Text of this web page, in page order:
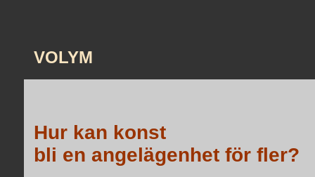
VOLYM
Hur kan konst
bli en angelägenhet för fler?